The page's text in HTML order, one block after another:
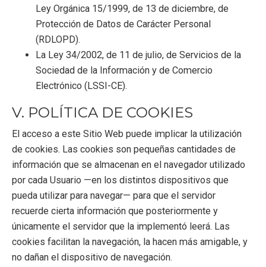
Ley Orgánica 15/1999, de 13 de diciembre, de
Protección de Datos de Carácter Personal
(RDLOPD).
La Ley 34/2002, de 11 de julio, de Servicios de la
Sociedad de la Información y de Comercio
Electrónico (LSSI-CE).
V. POLÍTICA DE COOKIES
El acceso a este Sitio Web puede implicar la utilización
de cookies. Las cookies son pequeñas cantidades de
información que se almacenan en el navegador utilizado
por cada Usuario —en los distintos dispositivos que
pueda utilizar para navegar— para que el servidor
recuerde cierta información que posteriormente y
únicamente el servidor que la implementó leerá. Las
cookies facilitan la navegación, la hacen más amigable, y
no dañan el dispositivo de navegación.